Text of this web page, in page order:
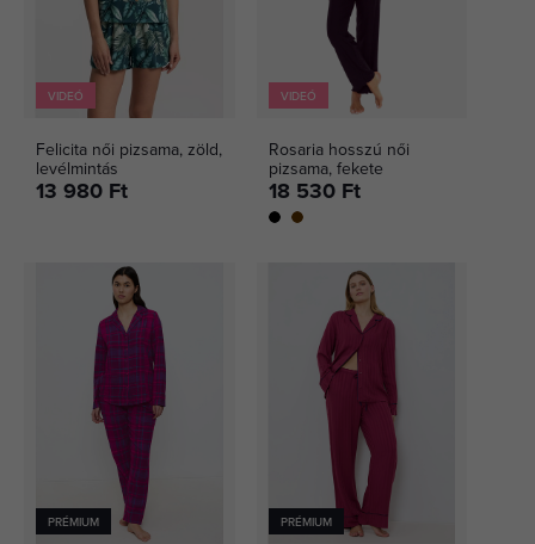
VIDEÓ
Felicita női pizsama, zöld,
levélmintás
13 980 Ft
VIDEÓ
Rosaria hosszú női
pizsama, fekete
18 530 Ft
PRÉMIUM PRÉMIUM